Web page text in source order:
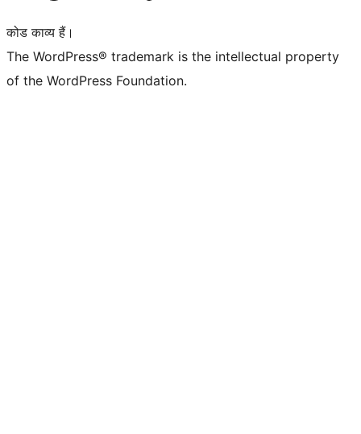
कोड काव्य हैं।
The WordPress® trademark is the intellectual property
of the WordPress Foundation.